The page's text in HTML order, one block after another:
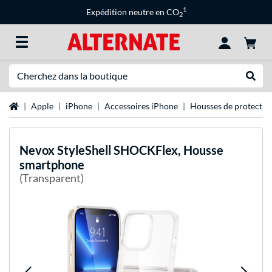
Expédition neutre en CO2
1
Page d'accueil
Apple iPhone Accessoires iPhone Housses de
NevoxStyleShell SHOCKFlex, Housse
smartphone
(Transparent)